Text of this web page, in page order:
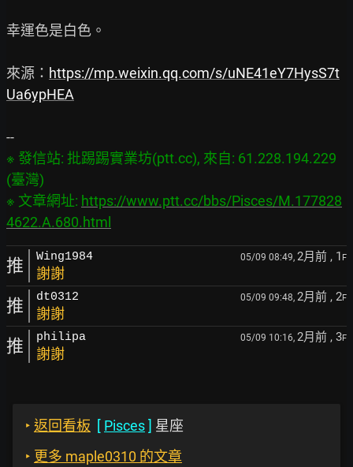
幸運色是白色。
來源： https://mp.weixin.qq.com/s/uNE41eY7HysS7t
Ua6ypHEA
※ 發信站: 批踢踢實業坊(ptt.cc), 來自: 61.228.194.229
(臺灣)
※ 文章網址: https://www.ptt.cc/bbs/Pisces/M.177828
4622.A.680.html
推 Wing1984 05/09 08:49, 2月前 , 1 F
謝謝
推 dt0312 05/09 09:48, 2月前 , 2F
謝謝
推 philipa 05/09 10:16, 2月前 , 3F
謝謝
‣ 返回看板 [ Pisces] 星座
‣ 更多 maple0310 的文章